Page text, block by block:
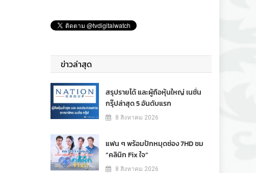
ข่าวล่าสุด
สรุปรายได้ และผู้ถือหุ้นใหญ่ เนชั่น
กรุ๊ปล่าสุด 5 อันดับแรก
8 สิงหาคม 2026
แฟน ๆ พร้อมปักหมุดช่อง 7HD ชม
“คลินิก Fix ใจ”
8 สิงหาคม 2026